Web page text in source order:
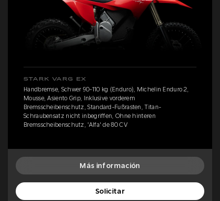
STARK VARG EX
Handbremse, Schwer 90-110 kg (Enduro), Michelin Enduro 2,
Mousse, Asiento Grip, Inklusive vorderem
Bremsscheibenschutz, Standard-Fußrasten, Titan-
Schraubensatz nicht inbegriffen, Ohne hinteren
Bremsscheibenschutz, 'Alfa' de 80 CV
Más información
Solicitar